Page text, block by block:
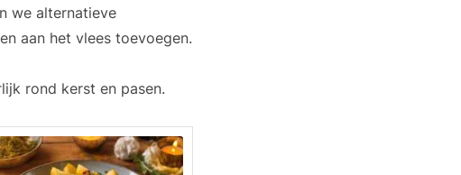
we alternatieve
aan het vlees toevoegen.
rond kerst en pasen.